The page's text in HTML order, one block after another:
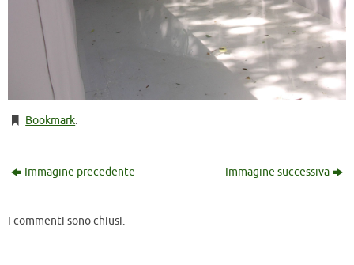
Bookmark.
Immagine precedente Immagine successiva
I commenti sono chiusi.